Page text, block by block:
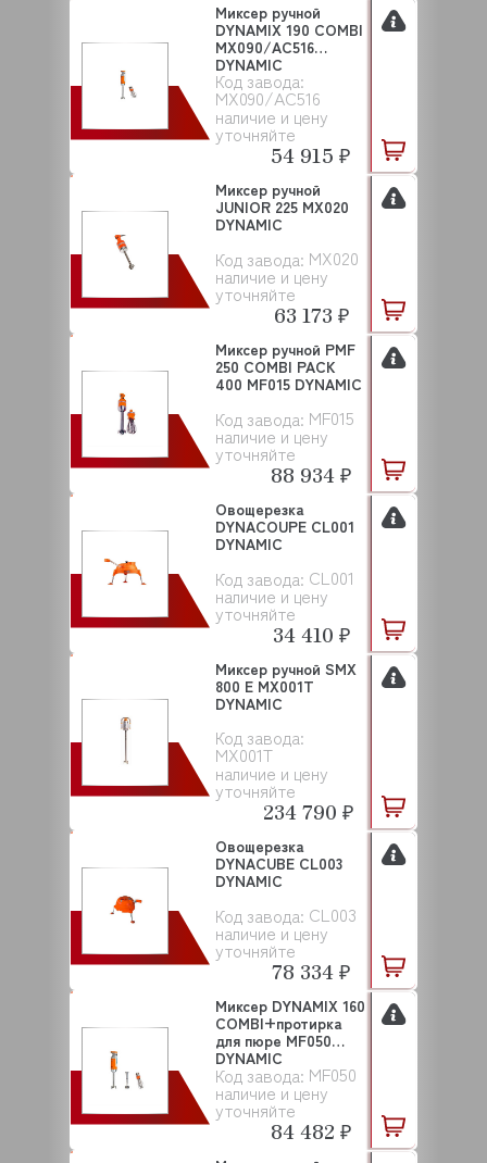
Код завода:
MX090/AC516
наличие и цену
уточняйте
Миксер ручной
DYNAMIX 190 COMBI
MX090/AC516
DYNAMIC
54 915 ₽
Код завода: MX020
наличие и цену
уточняйте
Миксер ручной
JUNIOR 225 MX020
DYNAMIC
63 173 ₽
Код завода: MF015
наличие и цену
уточняйте
Миксер ручной PMF
250 COMBI PACK
400 MF015 DYNAMIC
88 934 ₽
Код завода: CL001
наличие и цену
уточняйте
Овощерезка
DYNACOUPE CL001
DYNAMIC
34 410 ₽
Код завода:
MX001T
наличие и цену
уточняйте
Миксер ручной SMX
800 E MX001T
DYNAMIC
234 790 ₽
Код завода: CL003
наличие и цену
уточняйте
Овощерезка
DYNACUBE CL003
DYNAMIC
78 334 ₽
Код завода: MF050
наличие и цену
уточняйте
Миксер DYNAMIX 160
COMBI+протирка
для пюре MF050
DYNAMIC
84 482 ₽